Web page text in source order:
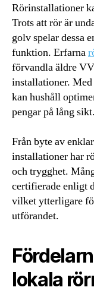
Rörinstallationer
Trots att rör är
golv spelar dessa
funktion. Erfarna
förvandla äldre
installationer.
kan hushåll
pengar på lång sikt.
Från byte av
installationer har
och trygghet.
certifierade enligt
vilket ytterligare
utförandet.
lokala